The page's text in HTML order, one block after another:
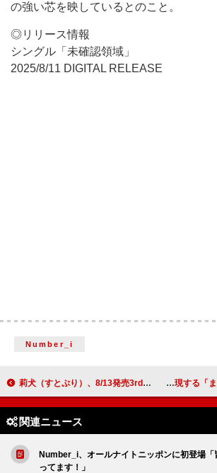
の強い芯を映しているとのこと。
◎リリース情報
シングル「未確認領域」
2025/8/11 DIGITAL RELEASE
Number_i
莉犬（すとぷり）、8/13発売3rdフルAL『言ノ葉ワンダーランド』クロスフェード動画公開 キタニタツヤ、黒川想
関連ニュース
Number_i、オールナイトニッポンに初登場「
ってます！」